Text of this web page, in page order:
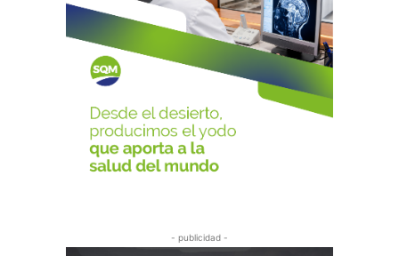
- publicidad -